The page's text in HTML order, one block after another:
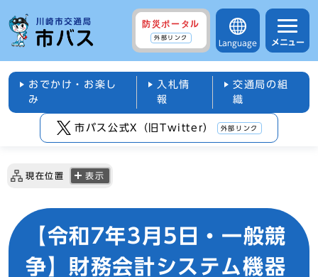
防災ポータル
外部リンク
Language メニュー
おでかけ・お楽し
み
入札情
報
交通局の組
織
市バス公式X（旧Twitter） 外部リンク
現在位置 表示
【令和7年3月5日・一般競
争】財務会計システム機器